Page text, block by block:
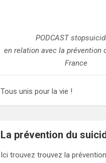
PODCAST
en relation avec la prévention
France
Tous unis pour la vie !
La prévention du
Ici trouvez trouvez la